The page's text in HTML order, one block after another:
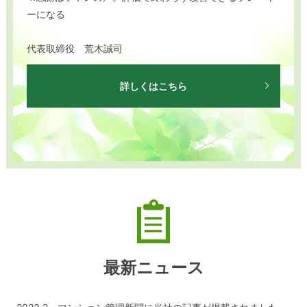
ーになる
代表取締役 荒木誠司
詳しくはこちら
最新ニュース